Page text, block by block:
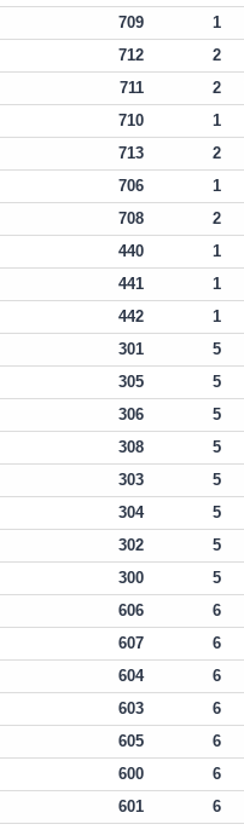
709 1
712 2
711 2
710 1
713 2
706 1
708 2
440 1
441 1
442 1
301 5
305 5
306 5
308 5
303 5
304 5
302 5
300 5
606 6
607 6
604 6
603 6
605 6
600 6
601 6